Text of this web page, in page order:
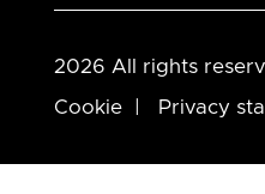
2026 All rights
Cookie
Privacy